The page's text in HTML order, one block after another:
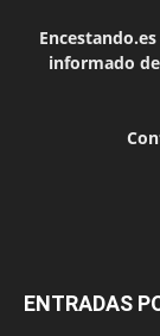
informado
ENTRADAS